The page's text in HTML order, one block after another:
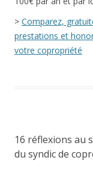
> Comparez,
prestations et
votre copropriété
16 réflexions au
du syndic de